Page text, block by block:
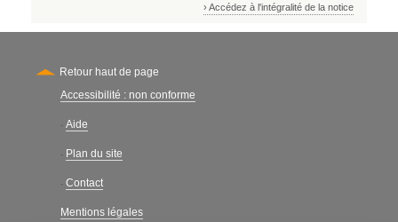
› Accédez à l'intégralité de la notice
Retour haut de page
Secondary
Accessibilité : non conforme
- Aide
- Plan du site
- Contact
Mentions légales